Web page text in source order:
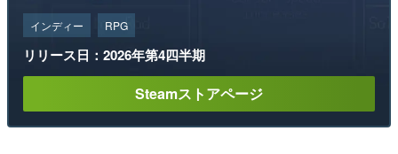
インディー RPG
リリース日：2026年第4四半期
Steamストアページ